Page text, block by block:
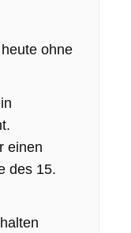
ohne
einen
des 15.